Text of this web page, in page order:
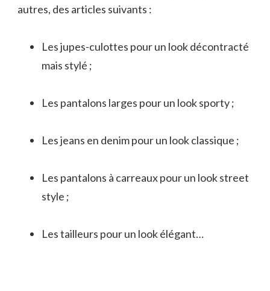
autres, des articles suivants :
Les jupes-culottes pour un look décontracté
mais stylé ;
Les pantalons larges pour un look sporty ;
Les jeans en denim pour un look classique ;
Les pantalons à carreaux pour un look street
style ;
Les tailleurs pour un look élégant…